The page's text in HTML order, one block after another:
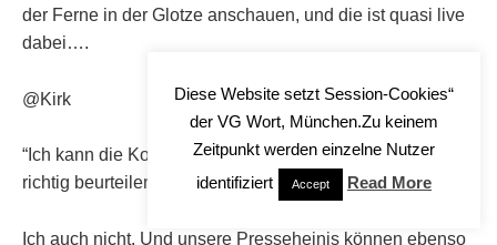
der Ferne in der Glotze anschauen, und die ist quasi live
dabei….
@Kirk
“Ich kann die Korrektheit der ukrainischen Justiz nicht
richtig beurteilen”
Ich auch nicht. Und unsere Presseheinis können ebenso
Diese Website setzt Session-Cookies“
der VG Wort, München.Zu keinem
Zeitpunkt werden einzelne Nutzer
identifiziert
Accept Read More